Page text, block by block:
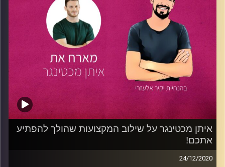
בפרק, משתפת אותנו עמית כיצד מתמודדים עם הקשיים
המתלווים ללימודים בחו"ל-החל מבחירת המוסד, שינוי תואר
במהלך הלימודים ושלב ההתמחות, ומקנה לנו תשובות
לשאלות-כיצד משלבים את הפן העסקי בעולם האופנה? איך
מנהלים מותג ומייעצים לקהילה?
אם גם אתם מתלבטים על לימודים בחו"ל ושוקלים כיצד נכון
לעשות את הצעד הראשון, מתעניינים בעולם האופנה, הדיגיטל
קרדיט תמונות:נתנאל גולדפדר
איתן מכטינגר על שילוב המקצועות שהולך להפתיע
אתכם!
24/12/2020